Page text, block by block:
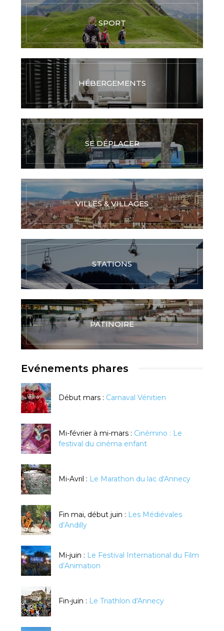
SPORT
HÉBERGEMENTS
SE DÉPLACER
VILLES & VILLAGES
STATIONS
PATINOIRE
Evénements phares
Début mars : Carnaval Vénitien
Mi-février à mi-mars : Cinémino : Le
festival du cinéma enfant
Mi-Avril : Le Marathon du lac d'Annecy
Fin mai, début juin : Les Médiévales
d’Andilly
Mi-juin : Le Festival International du Film
d’Animation
Fin-juin : Le Triathlon d'Annecy